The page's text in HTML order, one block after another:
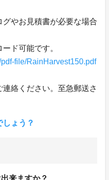
やお見積書が必要な場合
ド可能です。
file/RainHarvest150.pdf
絡ください。至急郵送さ
ょう？